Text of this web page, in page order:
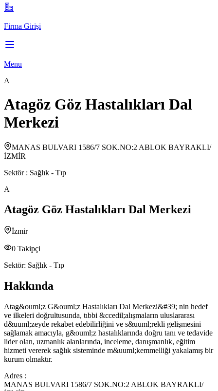
Firma Girişi
Menu
A
Atagöz Göz Hastalıkları Dal
Merkezi
MANAS BULVARI 1586/7 SOK.NO:2 ABLOK BAYRAKLI/
İZMİR
Sektör : Sağlık - Tıp
A
Atagöz Göz Hastalıkları Dal Merkezi
İzmir
0 Takipçi
Sektör: Sağlık - Tıp
Hakkında
Atag&ouml;z G&ouml;z Hastalıkları Dal Merkezi&#39; nin hedef
ve ilkeleri doğrultusunda, tıbbi &ccedil;alışmaların uluslararası
d&uuml;zeyde rekabet edebilirliğini ve s&uuml;rekli gelişmesini
sağlamak amacıyla, g&ouml;z hastalıklarında doğru tanı ve tedavide
lider olan, uzmanlık alanlarında, inceleme, danışmanlık, eğitim
hizmeti vererek sağlık sisteminde m&uuml;kemmelliği yakalamış bir
kurum olmaktır.
Adres :
MANAS BULVARI 1586/7 SOK.NO:2 ABLOK BAYRAKLI/